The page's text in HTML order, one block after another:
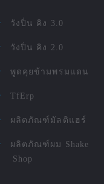
วังปิ่น คิง 3.0
วังปิ่น คิง 2.0
พูดคุยข้ามพรมแดน
TfErp
ผลิตภัณฑ์มัลติแฮร์
ผลิตภัณฑ์ผม Shake
Shop